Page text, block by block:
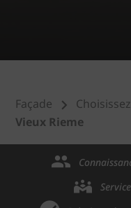
Façade
Vieux Rieme